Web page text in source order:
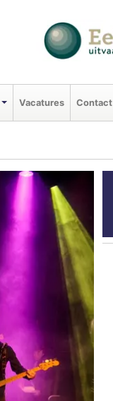
Vacatures Contact